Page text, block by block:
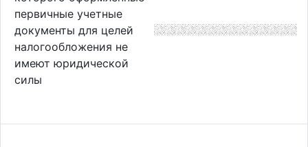
первичные учетные
документы для целей
налогообложения не
имеют юридической
силы